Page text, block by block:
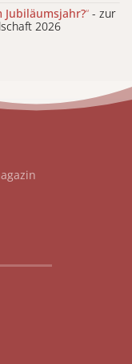
Jubiläumsjahr?“ - zur
2026